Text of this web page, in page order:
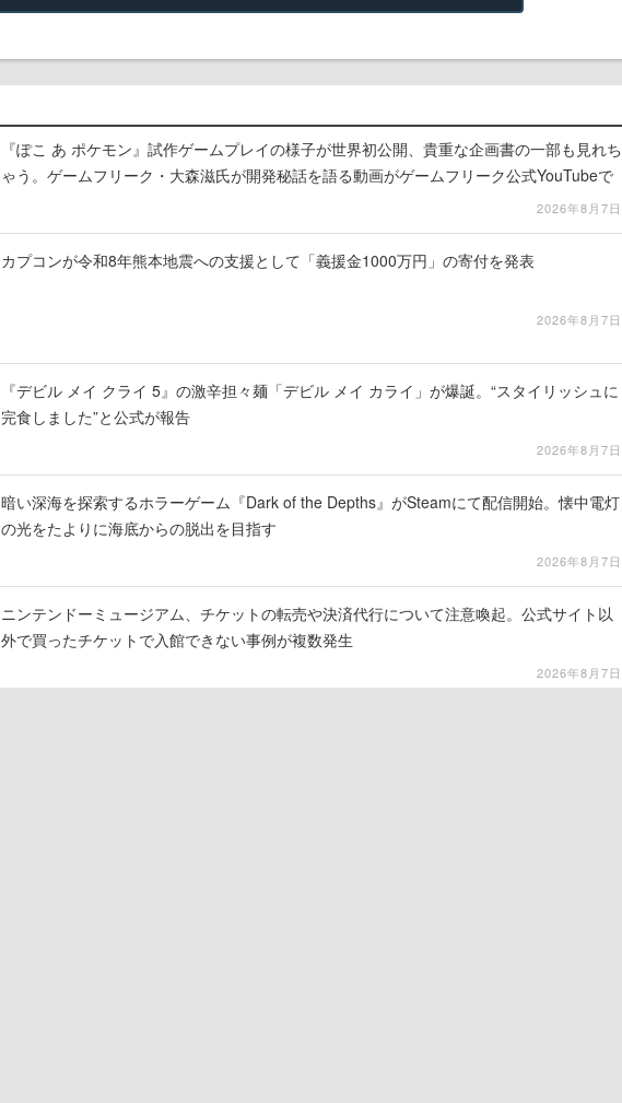
『ぽこ あ ポケモン』試作ゲームプレイの様子が世界初公開、貴重な企画書の一部も見れち
ゃう。ゲームフリーク・大森滋氏が開発秘話を語る動画がゲームフリーク公式YouTubeで
2026年8月7日
カプコンが令和8年熊本地震への支援として「義援金1000万円」の寄付を発表
2026年8月7日
『デビル メイ クライ 5』の激辛担々麺「デビル メイ カライ」が爆誕。“スタイリッシュに
完食しました”と公式が報告
2026年8月7日
暗い深海を探索するホラーゲーム『Dark of the Depths』がSteamにて配信開始。懐中電灯
の光をたよりに海底からの脱出を目指す
2026年8月7日
ニンテンドーミュージアム、チケットの転売や決済代行について注意喚起。公式サイト以
外で買ったチケットで入館できない事例が複数発生
2026年8月7日